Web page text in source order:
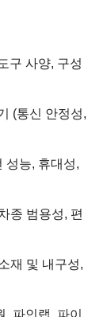
구 사양, 구성
(통신 안정성,
성능, 휴대성,
종 범용성, 편
재 및 내구성,